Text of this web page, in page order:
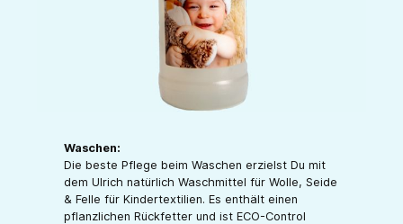
Waschen:
Die beste Pflege beim Waschen erzielst Du mit
dem Ulrich natürlich Waschmittel für Wolle, Seide
& Felle für Kindertextilien. Es enthält einen
pflanzlichen Rückfetter und ist ECO-Control